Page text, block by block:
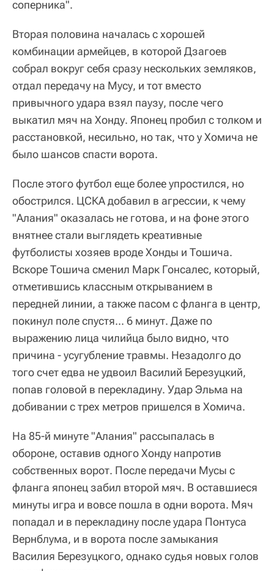
соперника".
Вторая половина началась с хорошей
комбинации армейцев, в которой Дзагоев
собрал вокруг себя сразу нескольких земляков,
отдал передачу на Мусу, и тот вместо
привычного удара взял паузу, после чего
выкатил мяч на Хонду. Японец пробил с толком и
расстановкой, несильно, но так, что у Хомича не
было шансов спасти ворота.
После этого футбол еще более упростился, но
обострился. ЦСКА добавил в агрессии, к чему
"Алания" оказалась не готова, и на фоне этого
внятнее стали выглядеть креативные
футболисты хозяев вроде Хонды и Тошича.
Вскоре Тошича сменил Марк Гонсалес, который,
отметившись классным открыванием в
передней линии, а также пасом с фланга в центр,
покинул поле спустя... 6 минут. Даже по
выражению лица чилийца было видно, что
причина - усугубление травмы. Незадолго до
того счет едва не удвоил Василий Березуцкий,
попав головой в перекладину. Удар Эльма на
добивании с трех метров пришелся в Хомича.
На 85-й минуте "Алания" рассыпалась в
обороне, оставив одного Хонду напротив
собственных ворот. После передачи Мусы с
фланга японец забил второй мяч. В оставшиеся
минуты игра и вовсе пошла в одни ворота. Мяч
попадал и в перекладину после удара Понтуса
Вернблума, и в ворота после замыкания
Василия Березуцкого, однако судья новых голов